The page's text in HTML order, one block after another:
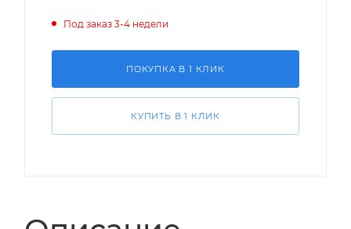
Под заказ 3-4 недели
ПОКУПКА В 1 КЛИК
КУПИТЬ В 1 КЛИК